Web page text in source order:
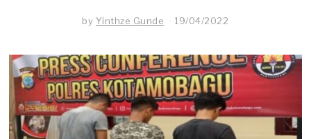
by Yinthze Gunde 19/04/2022
0
4
/
2
0
2
2